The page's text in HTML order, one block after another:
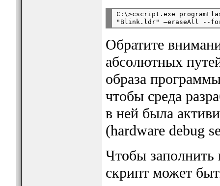
C:\>cscript.exe
Обратите
абсолютных
образа
чтобы среда
в ней была
(hardware debug
Чтобы заполнить
скрипт может